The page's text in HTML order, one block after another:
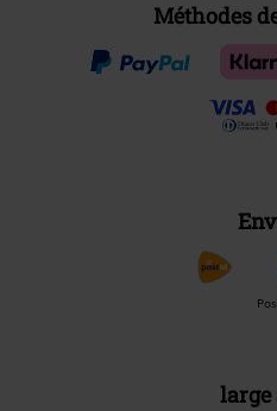
Méthodes
large